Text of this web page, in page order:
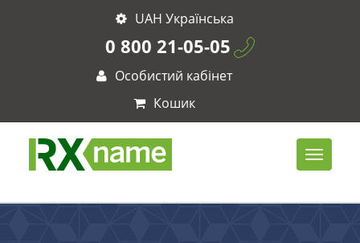
UAH Українська
0 800 21-05-05
Особистий кабінет
Кошик